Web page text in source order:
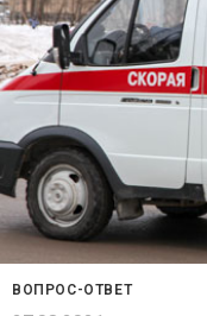
ВОПРОС-ОТВЕТ